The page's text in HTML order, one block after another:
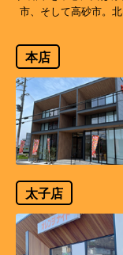
市、そして高砂市。
本店
太子店